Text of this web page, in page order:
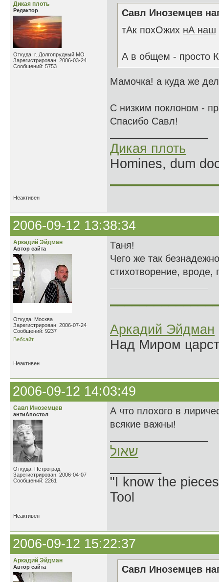
Дикая плоть
Редактор
Откуда: г. Долгопрудный МО
Зарегистрирован: 2006-03-24
Сообщений: 5753
Савл Иноземцев
тАк похОжих нА наш
А в общем - просто
Мамочка! а куда же
С низким поклоном -
Спасибо Савл!
Дикая плоть
Homines, dum
Неактивен
2006-09-12 13:38:34
Аркадий Эйдман
Автор сайта
Откуда: Москва
Зарегистрирован: 2006-07-24
Сообщений: 9237
Вебсайт
Таня!
Чего же так
стихотворение,
Аркадий Эйдман
Над Миром
Неактивен
2006-09-12 14:03:49
Савл Иноземцев
антиАпостол
Откуда: Петроград
Зарегистрирован: 2006-04-07
Сообщений: 2261
А что плохого в
всякие важны!
שאול
"I know the
Tool
Неактивен
2006-09-12 15:22:37
Аркадий Эйдман
Автор сайта
Савл Иноземцев